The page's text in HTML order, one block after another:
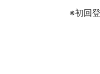
※初回